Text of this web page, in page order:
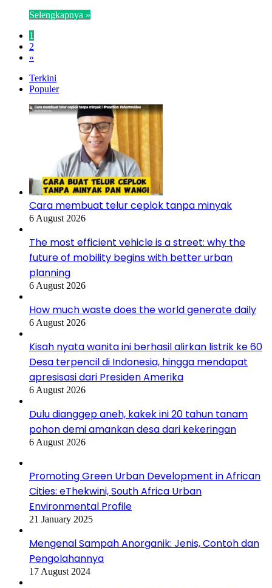
Selengkapnya »
1
2
»
Terkini
Populer
Cara membuat telur ceplok tanpa minyak
6 August 2026
The most efficient vehicle is a street: why the
future of mobility begins with better urban
planning
6 August 2026
How much waste does the world generate daily
6 August 2026
Kisah nyata wanita ini berhasil alirkan listrik ke 60
Desa terpencil di Indonesia, hingga mendapat
apresisasi dari Presiden Amerika
6 August 2026
Dulu dianggep aneh, kakek ini 20 tahun tanam
pohon demi amankan desa dari kekeringan
6 August 2026
Promoting Green Urban Development in African
Cities: eThekwini, South Africa Urban
Environmental Profile
21 January 2025
Mengenal Sampah Anorganik: Jenis, Contoh dan
Pengolahannya
17 August 2024